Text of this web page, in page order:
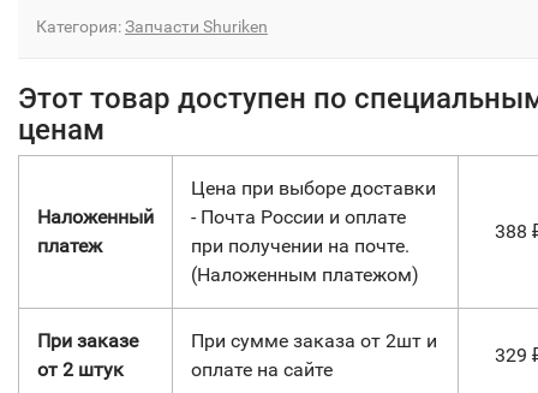
Категория:Запчасти Shuriken
Этот товар доступен по
ценам
Наложенный
платеж
Цена при выборе доставки
- Почта России и оплате
при получении на почте.
(Наложенным платежом)
388
При заказе
от 2 штук
При сумме заказа от 2шт и
оплате на сайте
329